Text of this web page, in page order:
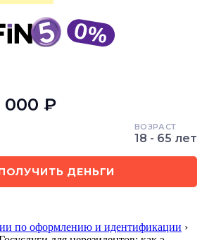
000 ₽
ВОЗРАСТ
18 - 65 лет
ДЕНЬГИ
по оформлению и идентификации ›